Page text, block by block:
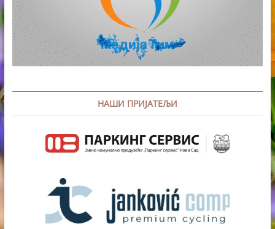
НАШИ ПРИЈАТЕЉИ